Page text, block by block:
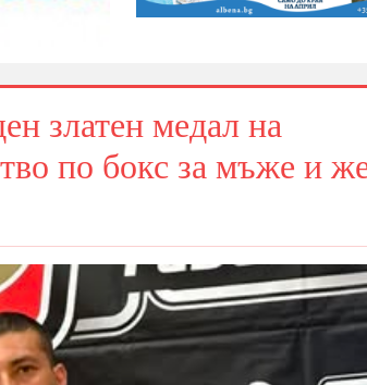
златен медал на
по бокс за мъже и